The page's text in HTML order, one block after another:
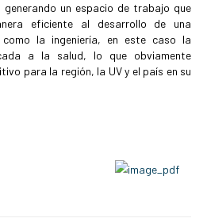
un espacio de trabajo que
eficiente al desarrollo de una
la ingeniería, en este caso la
a la salud, lo que obviamente
para la región, la UV y el país en su